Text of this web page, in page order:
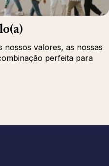
nossos valores, as nossas
perfeita para